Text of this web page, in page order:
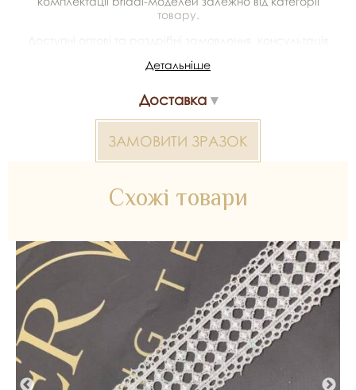
товару.
Доступні оптові та роздрібні замовлення, консультація
Артикул/SKU: 355191.
Мереживо макраме 2000000024523 — матеріал для
Детальніше
Доставка
ЗАМОВИТИ ЗРАЗОК
Схожі товари